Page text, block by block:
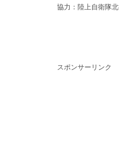
協力：陸上自衛隊
スポンサーリンク